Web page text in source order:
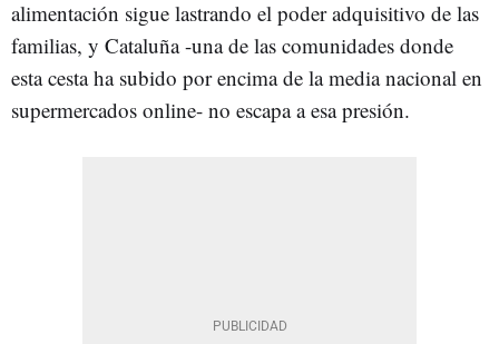
alimentación sigue lastrando el poder adquisitivo de las
familias, y Cataluña -una de las comunidades donde
esta cesta ha subido por encima de la media nacional en
supermercados online- no escapa a esa presión.